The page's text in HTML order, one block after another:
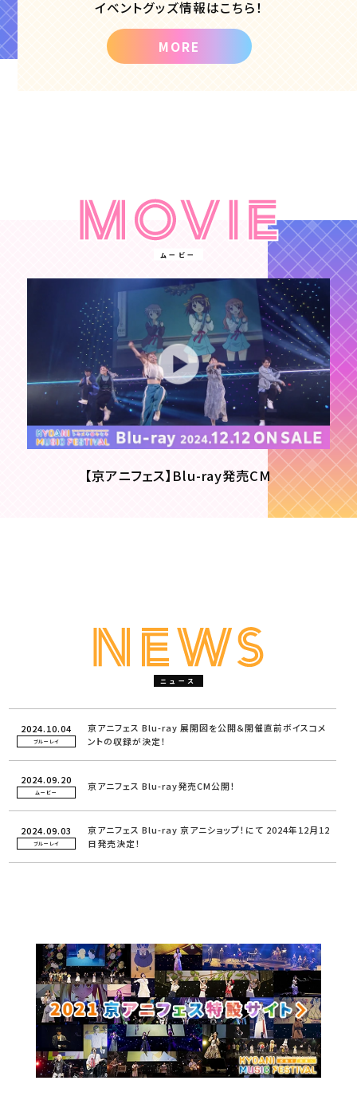
イベントグッズ情報はこちら！
MORE
ムービー
【京アニフェス】Blu-ray発売CM
ニュース
2024.10.04
ブルーレイ
京アニフェス Blu-ray 展開図を公開＆開催直前ボイスコメ
ントの収録が決定！
2024.09.20
ムービー
京アニフェス Blu-ray発売CM公開！
2024.09.03
ブルーレイ
京アニフェス Blu-ray 京アニショップ！にて 2024年12月12
日発売決定！
ニュース
2023.11.13
ニュース
「京アニフェス」セットリスト公開！
2023.11.13
ムービー
「オープニングムービー」公開！